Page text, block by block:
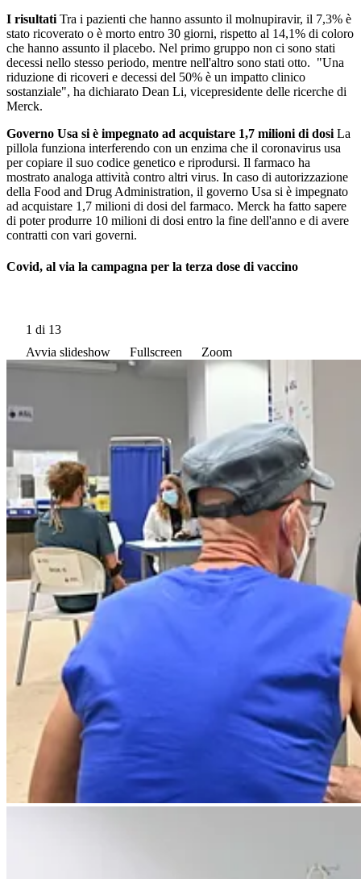
I risultati Tra i pazienti che hanno assunto il molnupiravir, il 7,3% è
stato ricoverato o è morto entro 30 giorni, rispetto al 14,1% di coloro
che hanno assunto il placebo. Nel primo gruppo non ci sono stati
decessi nello stesso periodo, mentre nell'altro sono stati otto. "Una
riduzione di ricoveri e decessi del 50% è un impatto clinico
sostanziale", ha dichiarato Dean Li, vicepresidente delle ricerche di
Merck.
Governo Usa si è impegnato ad acquistare 1,7 milioni di dosi La
pillola funziona interferendo con un enzima che il coronavirus usa
per copiare il suo codice genetico e riprodursi. Il farmaco ha
mostrato analoga attività contro altri virus. In caso di autorizzazione
della Food and Drug Administration, il governo Usa si è impegnato
ad acquistare 1,7 milioni di dosi del farmaco. Merck ha fatto sapere
di poter produrre 10 milioni di dosi entro la fine dell'anno e di avere
contratti con vari governi.
Covid, al via la campagna per la terza dose di vaccino
1 di 13
Avvia slideshow
Fullscreen Zoom